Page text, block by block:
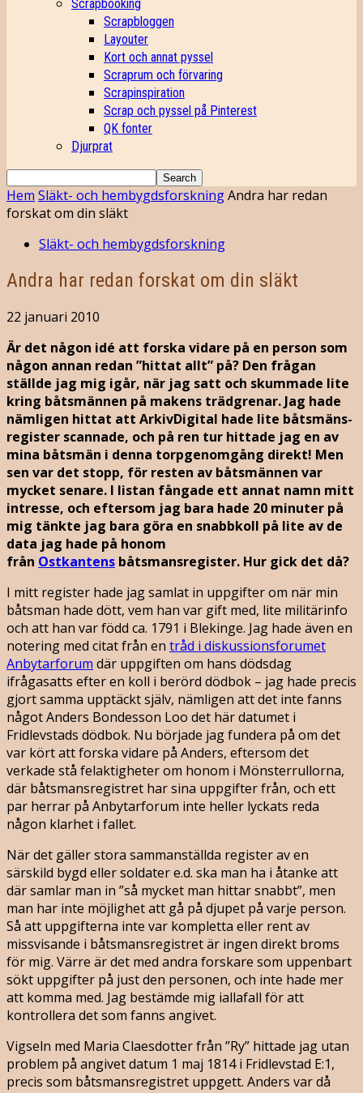
Scrapbooking
Scrapbloggen
Layouter
Kort och annat pyssel
Scraprum och förvaring
Scrapinspiration
Scrap och pyssel på Pinterest
QK fonter
Djurprat
Hem Släkt- och hembygdsforskningAndra har redan
forskat om din släkt
Släkt- och hembygdsforskning
Andra har redan forskat om din släkt
22 januari 2010
Är det någon idé att forska vidare på en person som
någon annan redan ”hittat allt” på? Den frågan
ställde jag mig igår, när jag satt och skummade lite
kring båtsmännen på makens trädgrenar. Jag hade
nämligen hittat att ArkivDigital hade lite båtsmäns-
register scannade, och på ren tur hittade jag en av
mina båtsmän i denna torpgenomgång direkt! Men
sen var det stopp, för resten av båtsmännen var
mycket senare. I listan fångade ett annat namn mitt
intresse, och eftersom jag bara hade 20 minuter på
mig tänkte jag bara göra en snabbkoll på lite av de
data jag hade på honom
från Ostkantens båtsmansregister. Hur gick det då?
I mitt register hade jag samlat in uppgifter om när min
båtsman hade dött, vem han var gift med, lite militärinfo
och att han var född ca. 1791 i Blekinge. Jag hade även en
notering med citat från en tråd i diskussionsforumet
Anbytarforum där uppgiften om hans dödsdag
ifrågasatts efter en koll i berörd dödbok – jag hade precis
gjort samma upptäckt själv, nämligen att det inte fanns
något Anders Bondesson Loo det här datumet i
Fridlevstads dödbok. Nu började jag fundera på om det
var kört att forska vidare på Anders, eftersom det
verkade stå felaktigheter om honom i Mönsterrullorna,
där båtsmansregistret har sina uppgifter från, och ett
par herrar på Anbytarforum inte heller lyckats reda
någon klarhet i fallet.
När det gäller stora sammanställda register av en
särskild bygd eller soldater e.d. ska man ha i åtanke att
där samlar man in ”så mycket man hittar snabbt”, men
man har inte möjlighet att gå på djupet på varje person.
Så att uppgifterna inte var kompletta eller rent av
missvisande i båtsmansregistret är ingen direkt broms
för mig. Värre är det med andra forskare som uppenbart
sökt uppgifter på just den personen, och inte hade mer
att komma med. Jag bestämde mig iallafall för att
kontrollera det som fanns angivet.
Vigseln med Maria Claesdotter från ”Ry” hittade jag utan
problem på angivet datum 1 maj 1814 i Fridlevstad E:1,
precis som båtsmansregistret uppgett. Anders var då